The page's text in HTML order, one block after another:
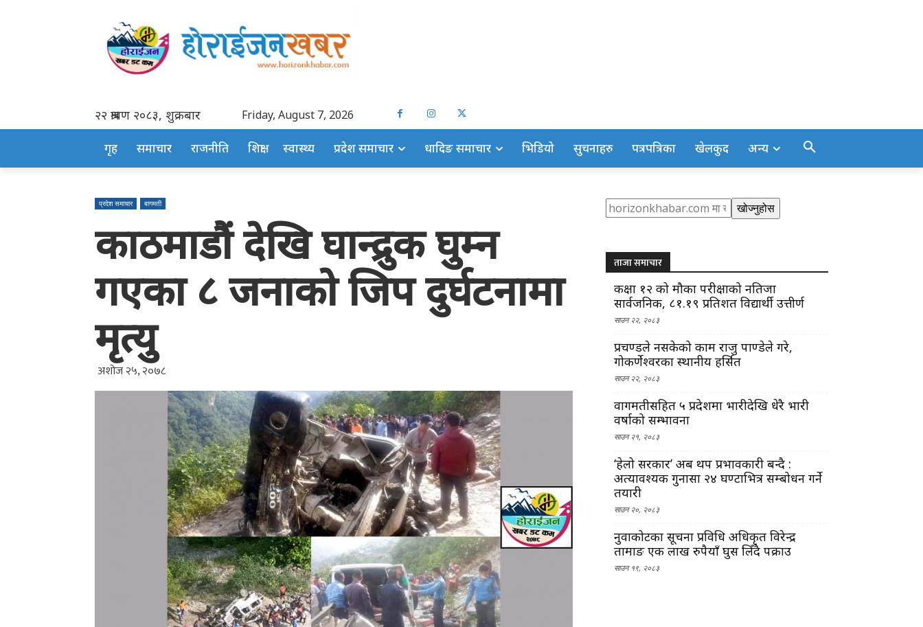
२२ श्रावण २०८३, शुक्रबार Friday, August 7, 2026
गृह समाचार राजनीति शिक्षा स्वास्थ्य प्रदेश समाचार धादिङ समाचार भिडियो सुचनाहरु पत्रपत्रिका खेलकुद अन्य
प्रदेश समाचार बागमती
काठमाडौं देखि घान्द्रुक घुम्न
गएका ८ जनाको जिप दुर्घटनामा
मृत्यु
अशोज २५, २०७८
Search खोज्नुहोस
ताजा समाचार
कक्षा १२ को मौका परीक्षाको नतिजा
सार्वजनिक, ८१.१९ प्रतिशत विद्यार्थी उत्तीर्ण
साउन २२, २०८३
प्रचण्डले नसकेको काम राजु पाण्डेले गरे,
गोकर्णेश्वरका स्थानीय हर्सित
साउन २२, २०८३
वागमतीसहित ५ प्रदेशमा भारीदेखि धेरै भारी
वर्षाको सम्भावना
साउन २१, २०८३
‘हेलो सरकार’ अब थप प्रभावकारी बन्दै :
अत्यावश्यक गुनासा २४ घण्टाभित्र सम्बोधन गर्ने
तयारी
साउन २०, २०८३
नुवाकोटका सूचना प्रविधि अधिकृत विरेन्द्र
तामाङ एक लाख रुपैयाँ घुस लिँदै पक्राउ
साउन १९, २०८३